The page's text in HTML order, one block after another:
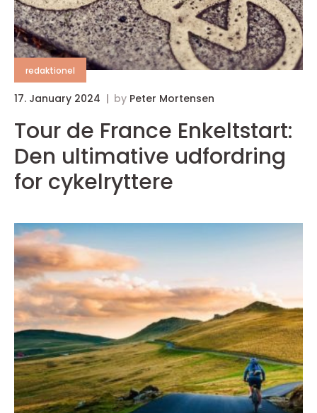
redaktionel
17. January 2024 by Peter Mortensen
Tour de France Enkeltstart:
Den ultimative udfordring
for cykelryttere